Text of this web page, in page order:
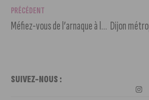
PRÉCÉDENT
Méfiez-vous de l’arnaque à la réparation auto
SUIVEZ-NOUS :